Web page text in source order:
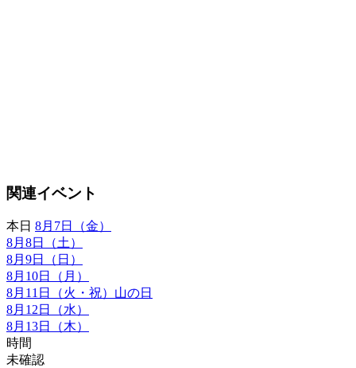
関連イベント
本日 8月7日（金）
8月8日（土）
8月9日（日）
8月10日（月）
8月11日（火・祝）山の日
8月12日（水）
8月13日（木）
時間
未確認